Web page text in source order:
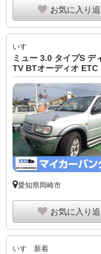
お気に入り
いすゞ
ミュー 3.0 タイプS デ
TV BTオーディオ ETC
愛知県岡崎市
お気に入り
いすゞ 新着